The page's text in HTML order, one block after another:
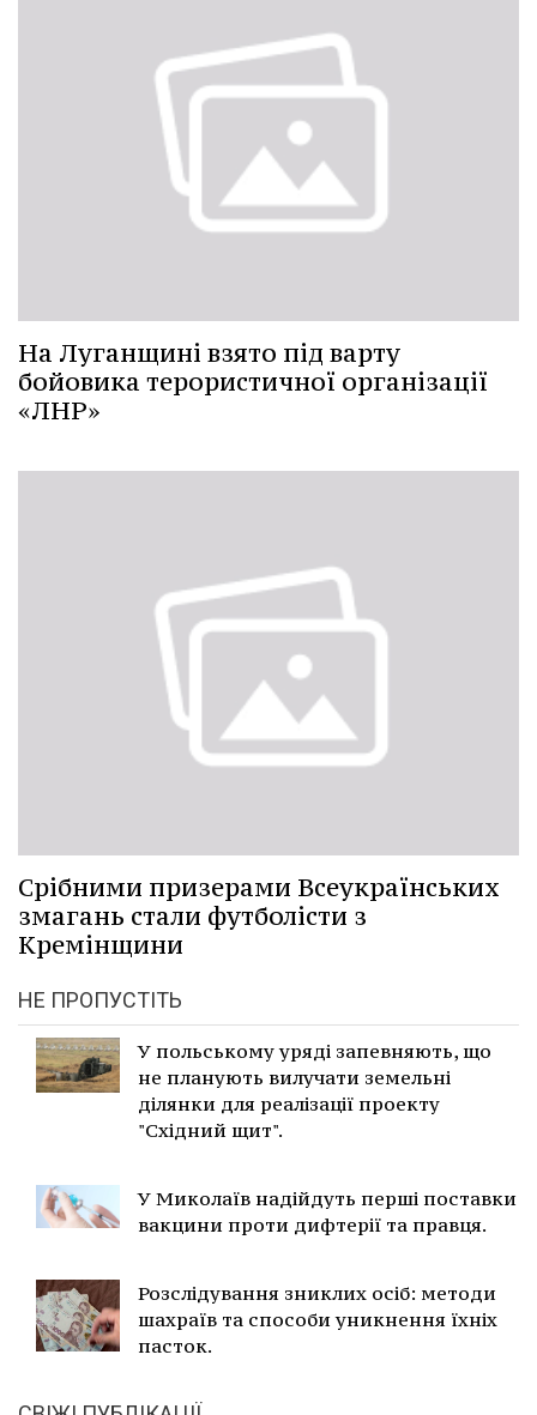
На Луганщині взято під варту
бойовика терористичної організації
«ЛНР»
Срібними призерами Всеукраїнських
змагань стали футболісти з
Кремінщини
НЕ ПРОПУСТІТЬ
У польському уряді запевняють, що
не планують вилучати земельні
ділянки для реалізації проекту
"Східний щит".
У Миколаїв надійдуть перші поставки
вакцини проти дифтерії та правця.
Розслідування зниклих осіб: методи
шахраїв та способи уникнення їхніх
пасток.